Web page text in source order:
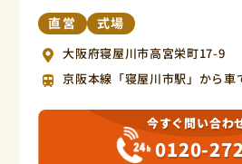
直営 式場
大阪府寝屋川市高宮栄町17-9
京阪本線「寝屋川市駅」から車
今すぐ問い合わ
0120-